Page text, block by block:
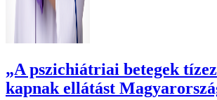
„A pszichiátriai betegek
kapnak ellátást